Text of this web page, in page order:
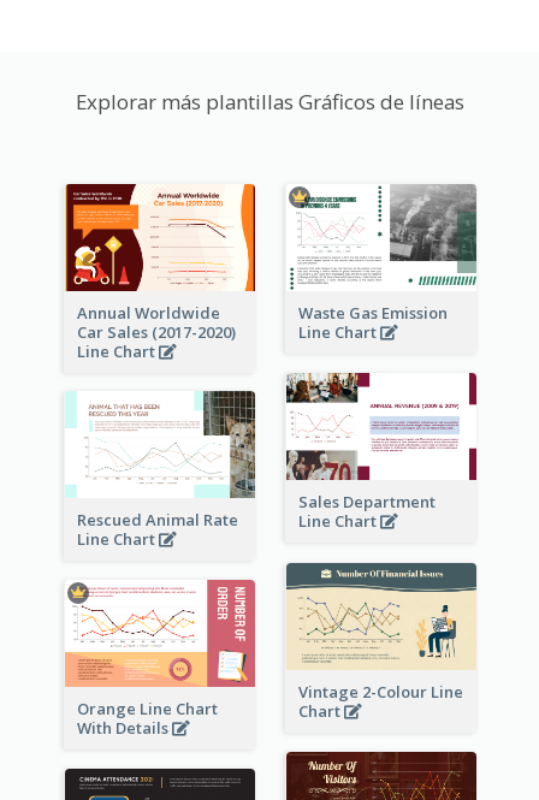
Explorar más plantillas Gráficos de líneas
Annual Worldwide
Car Sales (2017-2020)
Line Chart
Waste Gas Emission
Line Chart
Sales Department
Line Chart
Rescued Animal Rate
Line Chart
Vintage 2-Colour Line
Chart
Orange Line Chart
With Details